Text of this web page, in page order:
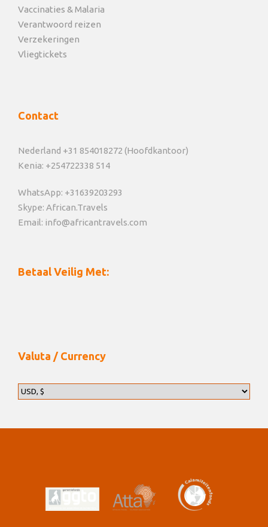
Vaccinaties & Malaria
Verantwoord reizen
Verzekeringen
Vliegtickets
Contact
Nederland +31 854018272 (Hoofdkantoor)
Kenia: +254722338 514
WhatsApp: +31639203293
Skype: African.Travels
Email: info@africantravels.com
Betaal Veilig Met:
Valuta / Currency